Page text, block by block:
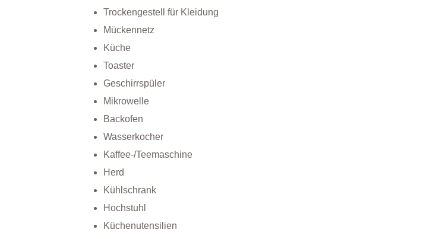
Trockengestell für Kleidung
Mückennetz
Küche
Toaster
Geschirrspüler
Mikrowelle
Backofen
Wasserkocher
Kaffee-/Teemaschine
Herd
Kühlschrank
Hochstuhl
Küchenutensilien